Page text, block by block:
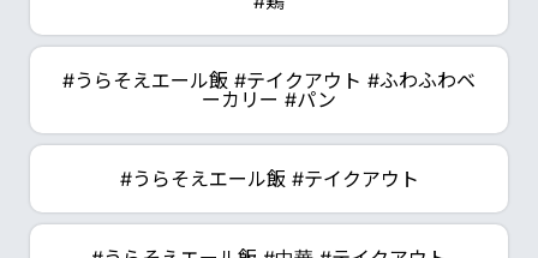
#うらそえエール飯 #テイクアウト #ふわふわベ
ーカリー #パン
#うらそえエール飯 #テイクアウト